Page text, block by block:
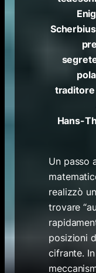
traditore
Hans-
Un passo
realizzò
trovare
posizioni
cifrante.